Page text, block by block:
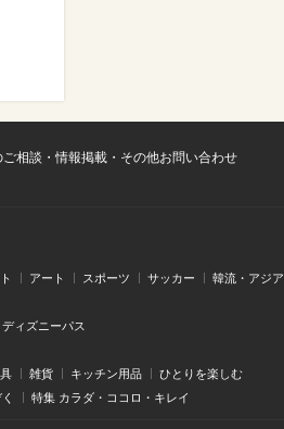
相談・情報掲載・その他お問い合わせ
アート スポーツ サッカー 韓流・アジア
ディズニーパス
雑貨 キッチン用品 ひとりを楽しむ
特集 カラダ・ココロ・キレイ